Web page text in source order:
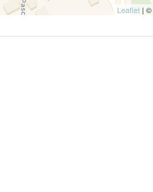
Leaflet | ©